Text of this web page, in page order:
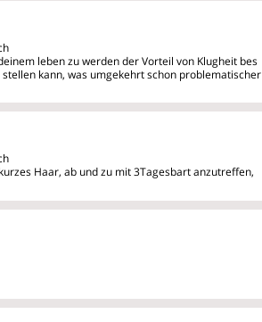
leben zu werden der Vorteil von Klugheit bes
kann, was umgekehrt schon problematischer
Haar, ab und zu mit 3Tagesbart anzutreffen,